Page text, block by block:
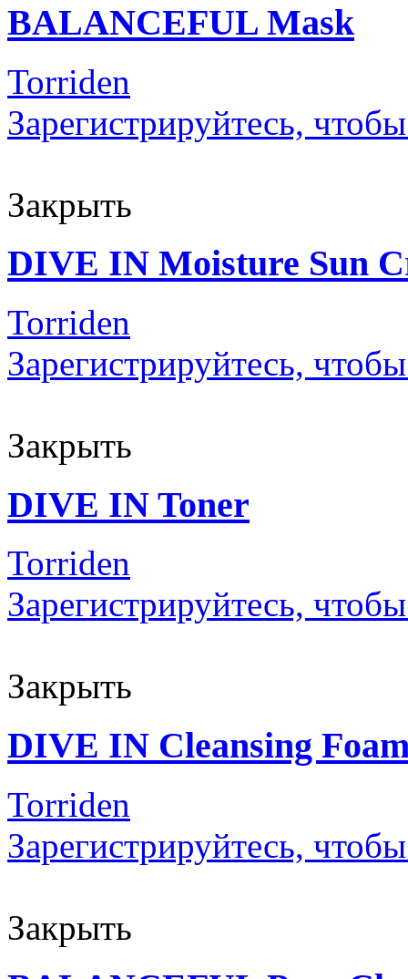
BALANCEFUL Mask
Torriden
Зарегистрируйтесь,
Закрыть
DIVE IN Moisture Sun
Torriden
Зарегистрируйтесь,
Закрыть
DIVE IN Toner
Torriden
Зарегистрируйтесь,
Закрыть
DIVE IN Cleansing
Torriden
Зарегистрируйтесь,
Закрыть